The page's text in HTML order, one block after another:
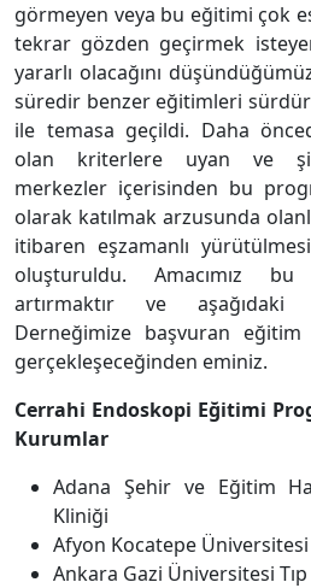
görmeyen veya bu eğitimi çok
tekrar gözden geçirmek
yararlı olacağını
süredir benzer eğitimleri
ile temasa geçildi. Daha
olan kriterlere uyan ve
merkezler içerisinden bu
olarak katılmak arzusunda
itibaren eşzamanlı
oluşturuldu. Amacımız bu
artırmaktır ve aşağıdaki
Derneğimize başvuran eğitim
gerçekleşeceğinden eminiz.
Cerrahi Endoskopi Eğitimi
Kurumlar
Adana Şehir ve Eğitim
Kliniği
Afyon Kocatepe Üniversitesi
Ankara Gazi Üniversitesi